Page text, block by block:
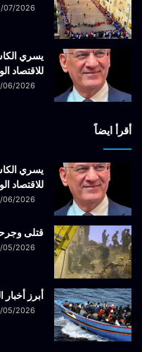
07/2026
يسري
للاقتصاد
06/2026
أقرأ ايضاً
يسري
للاقتصاد
06/2026
قتلى
05/2026
أبرز
05/2026